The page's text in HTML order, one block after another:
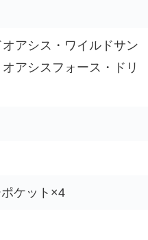
アシス・ワイルドサン
アシスフォース・ドリ
ケット×4